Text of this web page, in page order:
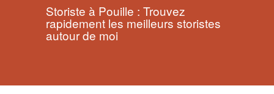
Storiste à Pouille : Trouvez
rapidement les meilleurs storistes
autour de moi